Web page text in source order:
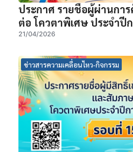
ประกาศ รายชื่อผู้ผ่านการ
ต่อ โควตาพิเศษ ประจำปี
21/04/2026
ข่าวสารความเคลื่อนไหว-กิจกรรม